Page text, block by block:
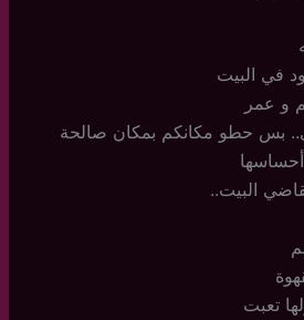
في البيت
و عمر
بس حطو مكانكم بمكان صالحة
البيت..
تعبت